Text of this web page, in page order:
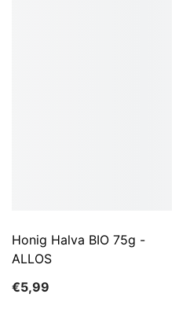
Honig Halva BIO 75g -
ALLOS
€5,99